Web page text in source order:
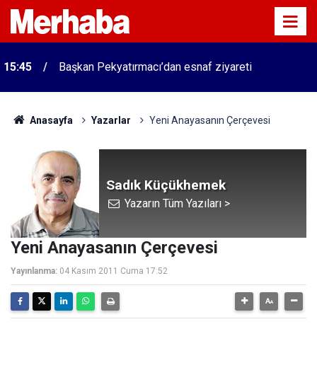
15:45 Başkan Pekyatırmacı’dan esnaf ziyareti
Anasayfa Yazarlar Yeni Anayasanın Çerçevesi
Sadık Küçükhemek
Yazarın Tüm Yazıları >
Yeni Anayasanın Çerçevesi
Yayınlanma: 04 Kasım 2011 Cuma 17:52